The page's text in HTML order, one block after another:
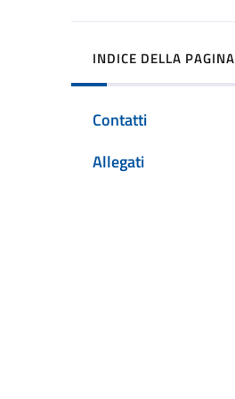
INDICE DELLA PAGINA
Contatti
Allegati